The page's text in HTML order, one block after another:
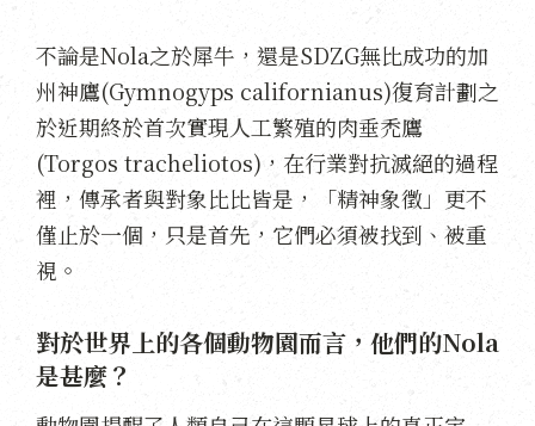
不論是Nola之於犀牛，還是SDZG無比成功的加
州神鷹(Gymnogyps californianus)復育計劃之
於近期終於首次實現人工繁殖的肉垂禿鷹
(Torgos tracheliotos)，在行業對抗滅絕的過程
裡，傳承者與對象比比皆是，「精神象徵」更不
僅止於一個，只是首先，它們必須被找到、被重
視。
對於世界上的各個動物園而言，他們的Nola
是甚麼？